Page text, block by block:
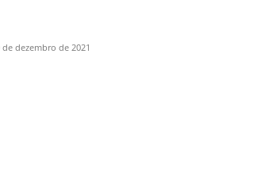
de dezembro de 2021